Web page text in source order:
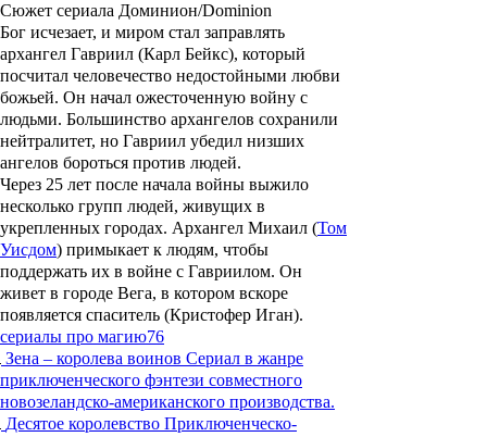
Сюжет сериала Доминион/Dominion
Бог исчезает, и миром стал заправлять
архангел Гавриил (Карл Бейкс), который
посчитал человечество недостойными любви
божьей. Он начал ожесточенную войну с
людьми. Большинство архангелов сохранили
нейтралитет, но Гавриил убедил низших
ангелов бороться против людей.
Через 25 лет после начала войны выжило
несколько групп людей, живущих в
укрепленных городах. Архангел Михаил (Том
Уисдом) примыкает к людям, чтобы
поддержать их в войне с Гавриилом. Он
живет в городе Вега, в котором вскоре
появляется спаситель (Кристофер Иган).
сериалы про магию76
Зена – королева воинов Сериал в жанре
приключенческого фэнтези совместного
новозеландско-американского производства.
Десятое королевство Приключенческо-